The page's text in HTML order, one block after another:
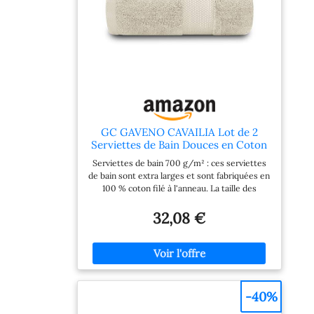
GC GAVENO CAVAILIA Lot de 2
Serviettes de Bain Douces en Coton
égyptien - 700 g/m² - Absorbantes
l'eau - Crème - 700 g/m² -
Collection hôtel
Serviettes de bain 700 g/m² : ces serviettes
de bain sont extra larges et sont fabriquées en
100 % coton filé à l'anneau. La taille des
Ces belles serviettes de bain douces
donneront un look unique à votre salle de bain.
bain très super en coton égyptien ont une
grande qualité pour absorber suffisamment
coton pour des serviettes de bain épaisses.
32,08 €
-40%